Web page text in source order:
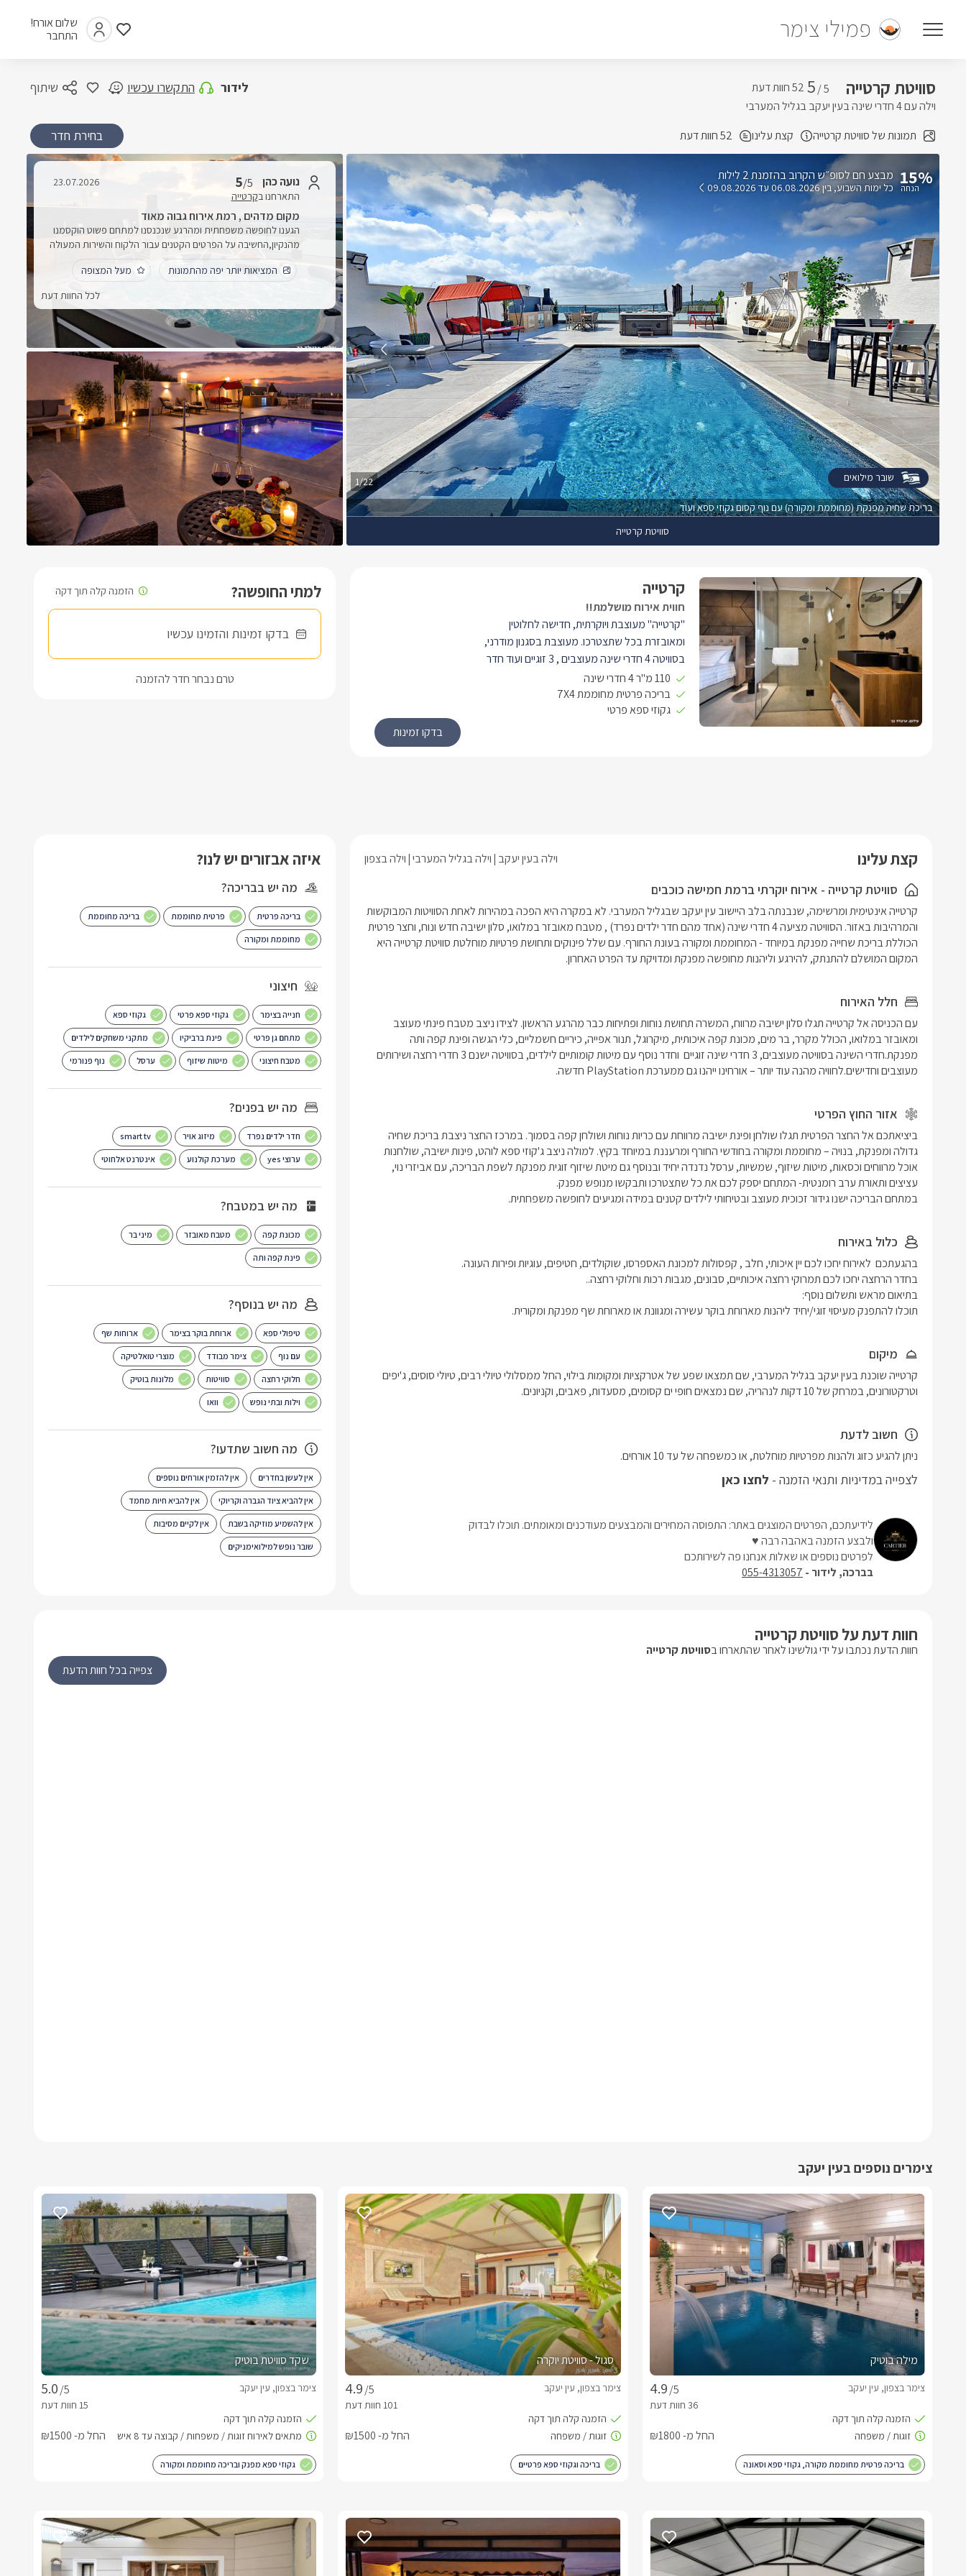
פמילי צימר
שלום אורח!
התחבר
סוויטת קרטייה 5 /
5
וילה עם 4 חדרי שינה בעין יעקב בגליל המערבי
תמונות של סוויטת קרטייה
קצת עלינו 52 חוות דעת
שיתוף לידור התקשרו עכשיו
בחירת חדר
בריכת שחיה מפנקת (מחוממת ומקורה) עם נוף קסום גקוזי ספא ועוד
1/22
סוויטת קרטייה
15% בהזמנת 2 לילות
כל ימות השבוע בין 06.08.2026 עד 09.08.2026 נועה כהן 5/5
התארחנו בקרטייה
23.07.2026
מקום מדהים , רמת אירוח גבוה מאוד
הגענו לחופשה משפחתית ומהרגע שנכנסנו למתחם פשוט הוקסמנו
מהנקיון,החשיבה על הפרטים הקטנים עבור הלקוח והשירות המעולה
של לידור בעל המקום שחשב על הכל כדי להפוך לנו את החופשה
לטובה ונעימה יותר אין ספק שנהננו מאוד ונחזור שוב! לידור אתה אלוף
המציאות יותר יפה מהתמונות
מעל המצופה
לכל החוות דעת
שובר מילואים
למתי החופשה?
בדקו זמינות והזמינו עכשיו
טרם נבחר חדר להזמנה
קרטייה
חווית אירוח מושלמת!!
"קרטייה" מעוצבת ויוקרתית, חדישה לחלוטין
ומאובזרת בכל שתצטרכו. מעוצבת בסגנון מודרני,
בסוויטה 4 חדרי שינה מעוצבים , 3 זוגיים ועוד חדר
ילדים נפרד עם מיטות קומותיים טלויזיה וקונסולת
פלייסטשן, ישנם 3 חדרי רחצה ושירותים ובהם יחכו
לכם מגבות רכות, חלוקים ותמרוקי רחצה.
משם גם היציאה אל המרפסת והחצר הפרטית
הגדולה והמטופחת של המתחם הכוללת בריכה
פרטית מחוממת ומקורה בעונה וג'קוזי ספא פרטי.
110 מ"ר 4 חדרי שינה
בריכה פרטית מחוממת 7X4
גקוזי ספא פרטי
קצת עלינו וילה בעין יעקב וילה בגליל המערבי וילה בצפון
סוויטת קרטייה - אירוח יוקרתי ברמת חמישה כוכבים
המקום המושלם להתנתק, להירגע וליהנות מחופשה מפנקת ומדויקת עד הפרט האחרון.
חלל האירוח
מעוצבים וחדישים.לחוויה מהנה עוד יותר – אורחינו ייהנו גם ממערכת PlayStation חדשה.
אזור החוץ הפרטי
במתחם הבריכה ישנו גידור זכוכית מעוצב ובטיחותי לילדים קטנים במידה ומגיעים לחופשה משפחתית.
כלול באירוח
תוכלו להתפנק מעיסוי זוגי/יחיד ליהנות מארוחת בוקר עשירה ומגוונת או מארוחת שף מפנקת ומקורית.
מיקום
וטרקטורונים, במרחק של 10 דקות לנהריה, שם נמצאים חופי ים קסומים, מסעדות, פאבים, וקניונים.
חשוב לדעת
ניתן להגיע כזוג ולהנות מפרטיות מוחלטת, או כמשפחה של עד 10 אורחים.
לצפייה במדיניות ותנאי הזמנה - לחצו כאן
לידיעתכם, הפרטים המוצגים באתר: התפוסה המחירים והמבצעים מעודכנים ומאומתים. תוכלו לבדוק
ולבצע הזמנה באהבה רבה ♥
לפרטים נוספים או שאלות אנחנו פה לשירותכם
בברכה, לידור - 055-4313057
איזה אבזורים יש לנו?
מה יש בבריכה?
בריכה פרטית פרטית מחוממת בריכה מחוממת
מחוממת ומקורה
חיצוני
חנייה בצימר גקוזי ספא פרטי גקוזי ספא
מתחם גן פרטי פינת ברביקיו מתקני משחקים לילדים
מטבח חיצוני מיטות שיזוף ערסל נוף פנורמי
מה יש בפנים?
חדר ילדים נפרד מיזוג אויר smart tv
ערוצי yes מערכת קולנוע אינטרנט אלחוטי
מה יש במטבח?
מכונת קפה מטבח מאובזר מיני בר
פינת קפה ותה
מה יש בנוסף?
טיפולי ספא ארוחת בוקר בצימר ארוחות שף
עם נוף צימר מבודד מוצרי טואלטיקה
חלוקי רחצה סוויטות מלונות בוטיק
וילות ובתי נופש וואו
מה חשוב שתדעו?
אין לעשן בחדרים אין להזמין אורחים נוספים
אין להביא ציוד הגברה וקריוקי אין להביא חיות מחמד
אין להשמיע מוזיקה בשבת אין לקיים מסיבות
שובר נופש למילואימניקים
חוות דעת על סוויטת קרטייה
חוות הדעת נכתבו על ידי גולשינו לאחר שהתארחו בסוויטת קרטייה
צפייה בכל חוות הדעת
צימרים נוספים בעין יעקב
מילה בוטיק
/5
צימר בצפון, עין יעקב
החל מ- ₪1800
בריכה פרטית מחוממת מקורה, גקוזי ספא וסאונה
סגול - סוויטת יוקרה
/5
צימר בצפון, עין יעקב
החל מ- ₪1500
בריכה וגקוזי ספא פרטיים
שקד סוויטת בוטיק
/5
צימר בצפון, עין יעקב
החל מ- ₪1500
גקוזי ספא מפנק ובריכה מחוממת ומקורה